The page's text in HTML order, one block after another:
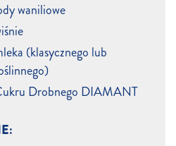
waniliowe
(klasycznego lub
Drobnego DIAMANT